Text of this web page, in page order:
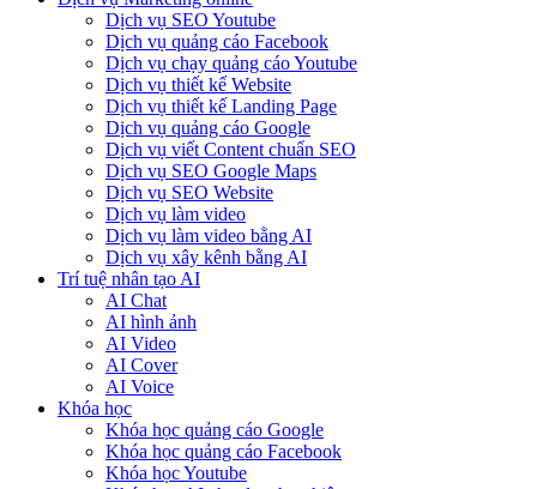
Dịch vụ SEO Youtube
Dịch vụ quảng cáo Facebook
Dịch vụ chạy quảng cáo Youtube
Dịch vụ thiết kế Website
Dịch vụ thiết kế Landing Page
Dịch vụ quảng cáo Google
Dịch vụ viết Content chuẩn SEO
Dịch vụ SEO Google Maps
Dịch vụ SEO Website
Dịch vụ làm video
Dịch vụ làm video bằng AI
Dịch vụ xây kênh bằng AI
Trí tuệ nhân tạo AI
AI Chat
AI hình ảnh
AI Video
AI Cover
AI Voice
Khóa học
Khóa học quảng cáo Google
Khóa học quảng cáo Facebook
Khóa học Youtube